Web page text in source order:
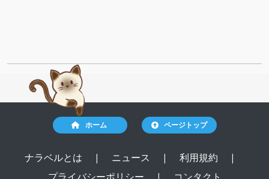
ホーム ページトップ
ナラベルとは | ニュース | 利用規約
|